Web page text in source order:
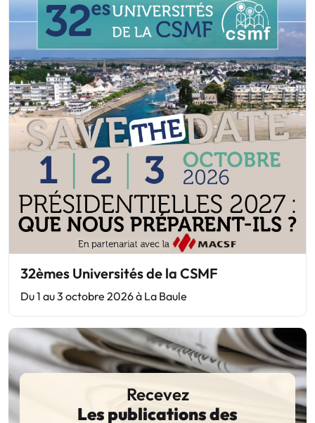
32èmes Universités de la CSMF
Du 1 au 3 octobre 2026 à La Baule
Recevez
Les publications des